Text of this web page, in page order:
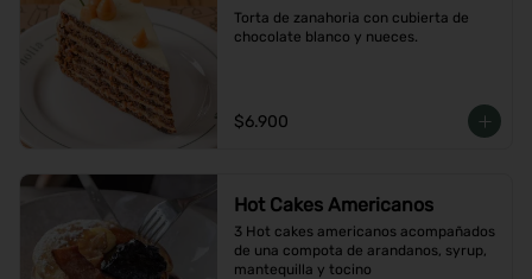
Torta de zanahoria con cubierta de
chocolate blanco y nueces.
$6.900
Hot Cakes Americanos
3 Hot cakes americanos acompañados
de una compota de arandanos, syrup,
mantequilla y tocino